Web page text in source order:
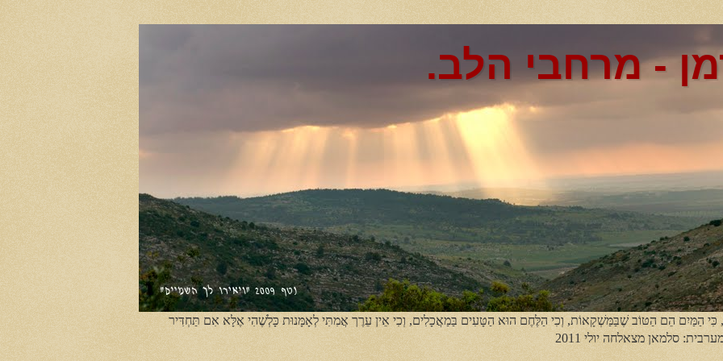
- מרחבי הלב.
הַמַּיִם הֵם הַטּוֹב שֶׁבַּמַּשְׁקָאוֹת, וְכִי הַלֶּחֶם הוּא הַטָּעִים בַּמַאֲכָלִים, וְכִי אֵין עֵרֶך אֲמִתִּי לְאָמָּנוּת כָּלְשֶׁהִי אֶלָּא אִם תַּחְדִּיר
סלמאן מצאלחה יולי 2011